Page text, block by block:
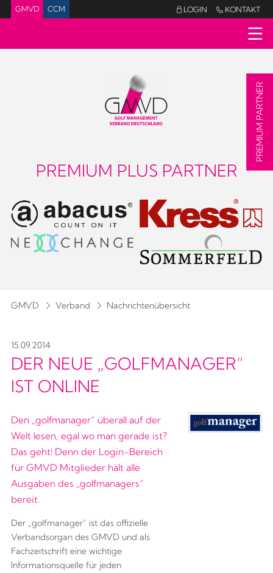
GMVD CCM LOGIN  KONTAKT
PREMIUM PLUS PARTNER
GMVD Verband Nachrichtenübersicht
15.09.2014
DER NEUE „GOLFMANAGER“
IST ONLINE
Den „golfmanager“ überall auf der
Welt lesen, egal wo man gerade ist?
Das geht! Denn der Login-Bereich
für GMVD Mitglieder hält alle
Ausgaben des „golfmanagers“
bereit.
Der „golfmanager“ ist das offizielle
Verbandsorgan des GMVD und als
Fachzeitschrift eine wichtige
Informationsquelle für jeden
PREMIUM PARTNER